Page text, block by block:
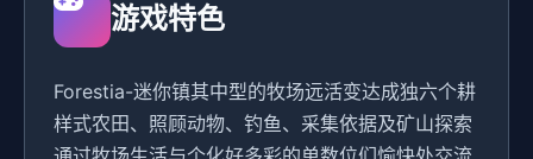
游戏特色
Forestia-迷你镇其中型的牧场远活变达成独六个耕
样式农田、照顾动物、钓鱼、采集依据及矿山探索